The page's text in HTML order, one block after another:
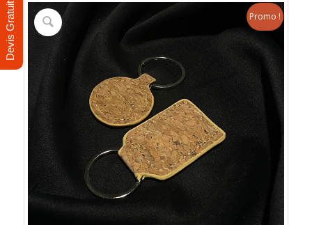
Promo !
Devis Gratuit